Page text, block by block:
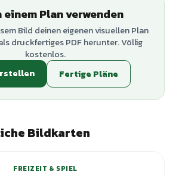
einem Plan verwenden
Bild deinen eigenen visuellen Plan
druckfertiges PDF herunter. Völlig
kostenlos.
Fertige Pläne
Bildkarten
FREIZEIT & SPIEL